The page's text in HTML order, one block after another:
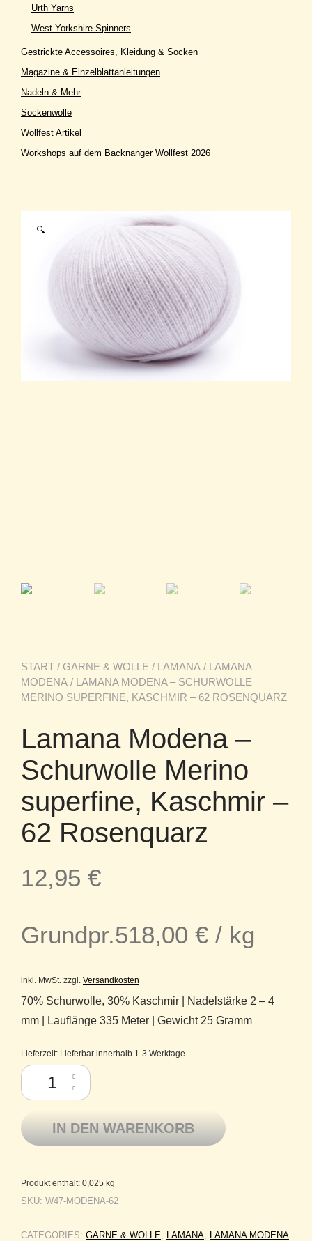
🔍
START / GARNE & WOLLE / LAMANA / LAMANA
MODENA / LAMANA MODENA – SCHURWOLLE
MERINO SUPERFINE, KASCHMIR – 62 ROSENQUARZ
Lamana Modena –
Schurwolle Merino
superfine, Kaschmir –
62 Rosenquarz
12,95 €
Grundpr.518,00 € / kg
inkl. MwSt. zzgl. Versandkosten
70% Schurwolle, 30% Kaschmir | Nadelstärke 2 – 4
mm | Lauflänge 335 Meter | Gewicht 25 Gramm
Lieferzeit: Lieferbar innerhalb 1-3 Werktage
Lamana Modena - Schurwolle Merino superfine, Kaschmir - 62
IN DEN WARENKORB
Produkt enthält: 0,025 kg
SKU: W47-MODENA-62
CATEGORIES: GARNE & WOLLE, LAMANA, LAMANA MODENA
Urth Yarns
West Yorkshire Spinners
Gestrickte Accessoires, Kleidung & Socken
Magazine & Einzelblattanleitungen
Nadeln & Mehr
Sockenwolle
Wollfest Artikel
Workshops auf dem Backnanger Wollfest 2026